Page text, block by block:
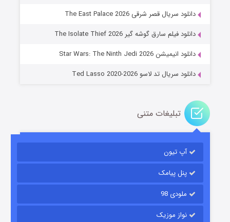
جادوگری در مغولستان
قسمت۱۴ (زیرنویس) منتشر شد
دانلود سریال قصر شرقی The East Palace 2026
دانلود فیلم سارق گوشه گیر The Isolate Thief 2026
دانلود انیمیشن Star Wars: The Ninth Jedi 2026
دانلود سریال تد لاسو Ted Lasso 2020-2026
تبلیغات متنی
آپ تیون
پنل پیامک
ملودی 98
نواز موزیک